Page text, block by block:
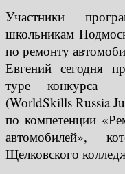
Участники
школьникам
по ремонту
Евгений сегодня
туре конкурса
(WorldSkills Russia
по компетенции
автомобилей»,
Щелковского